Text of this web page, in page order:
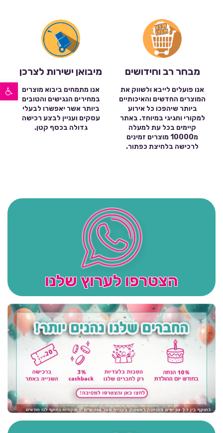
פתח סרגל נגישות
מבחר רב וחידושים
אנו פועלים לייבא ולשווק את
המוצרים החדשים והאיכותיים
ביותר שיהפכו כל אירוע
למקורי וחגיגי במיוחד. באתר
קיימים בכל עת למעלה
מ10000 מוצרים זמינים
לרכישה בלחיצת כפתור.
מיבואן ישירות לצרכן
אנו מתמחים ביבוא מוצרים
במחירים הנגישים והטובים
ביותר אשר יאפשרו לבעלי
עסקים ועניין לבצע רכישה
גדולה בכסף קטן.
הצטרפו לערוץ שלנו